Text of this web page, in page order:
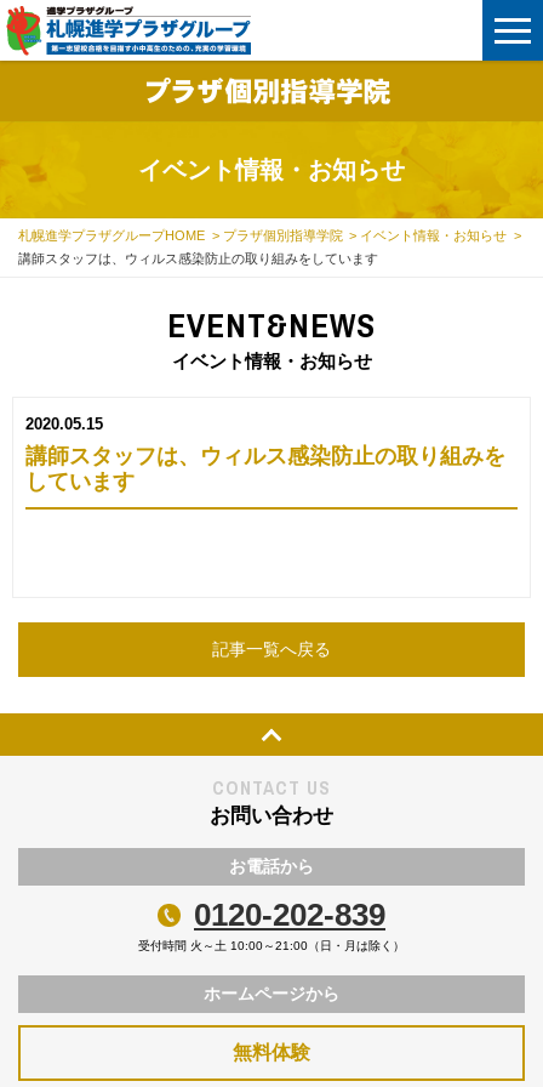
イベント情報・お知らせ
札幌進学プラザグループHOME プラザ個別指導学院
イベント情報・お知らせ
講師スタッフは、ウィルス感染防止の取り組みをしています
EVENT&NEWS
イベント情報・お知らせ
2020.05.15
講師スタッフは、ウィルス感染防止の取り組みを
しています
記事一覧へ戻る
CONTACT US
お問い合わせ
お電話から
0120-202-839
受付時間 火～土 10:00～21:00（日・月は除く）
ホームページから
無料体験